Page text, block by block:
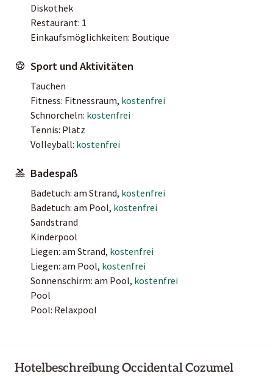
Diskothek
Restaurant: 1
Einkaufsmöglichkeiten: Boutique
Sport und Aktivitäten
Tauchen
Fitness: Fitnessraum, kostenfrei
Schnorcheln: kostenfrei
Tennis: Platz
Volleyball: kostenfrei
Badespaß
Badetuch: am Strand, kostenfrei
Badetuch: am Pool, kostenfrei
Sandstrand
Kinderpool
Liegen: am Strand, kostenfrei
Liegen: am Pool, kostenfrei
Sonnenschirm: am Pool, kostenfrei
Pool
Pool: Relaxpool
Hotelbeschreibung Occidental Cozumel